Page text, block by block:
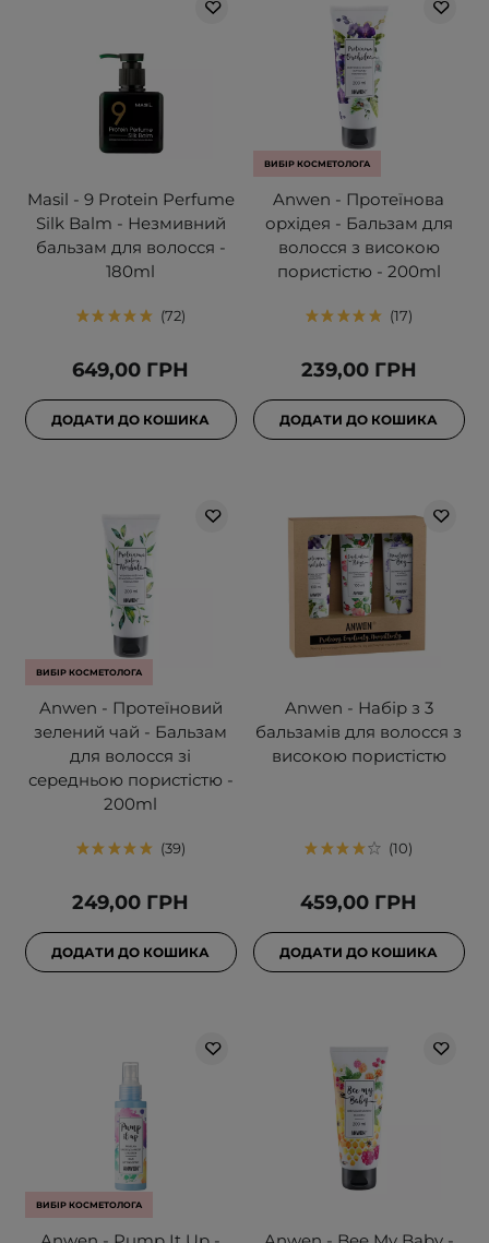
Masil - 9 Protein Perfume
Silk Balm - Незмивний
бальзам для волосся -
180ml
72
649,00 ГРН
ДОДАТИ ДО КОШИКА
ВИБІР КОСМЕТОЛОГА
Anwen - Протеїнова
орхідея - Бальзам для
волосся з високою
пористістю - 200ml
17
239,00 ГРН
ДОДАТИ ДО КОШИКА
ВИБІР КОСМЕТОЛОГА
Anwen - Протеїновий
зелений чай - Бальзам
для волосся зі
середньою пористістю -
200ml
39
249,00 ГРН
ДОДАТИ ДО КОШИКА
Anwen - Набір з 3
бальзамів для волосся з
високою пористістю
10
459,00 ГРН
ДОДАТИ ДО КОШИКА
ВИБІР КОСМЕТОЛОГА